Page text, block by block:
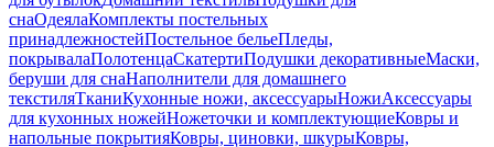
снаОдеялаКомплекты постельных
принадлежностейПостельное бельеПледы,
покрывалаПолотенцаСкатертиПодушки декоративныеМаски,
беруши для снаНаполнители для домашнего
текстиляТканиКухонные ножи, аксессуарыНожиАксессуары
для кухонных ножейНожеточки и комплектующиеКовры и
напольные покрытияКовры, циновки, шкурыКовры,